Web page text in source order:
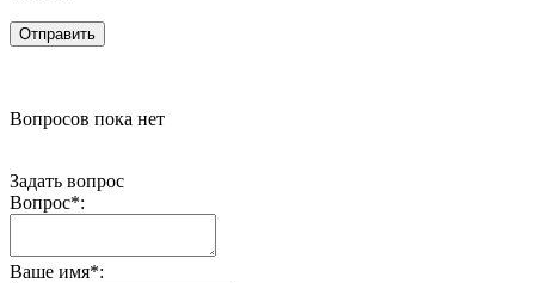
Вопросов пока нет
Задать вопрос
Вопрос*:
Ваше имя*: